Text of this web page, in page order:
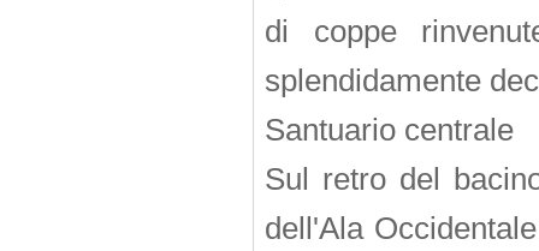
di coppe
splendidamente
Santuario centrale
Sul retro del
dell'Ala